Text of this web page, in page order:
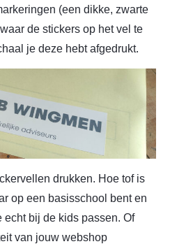
(een dikke, zwarte
de stickers op het vel te
je deze hebt afgedrukt.
drukken. Hoe tof is
op een basisschool bent en
echt bij de kids passen. Of
van jouw webshop